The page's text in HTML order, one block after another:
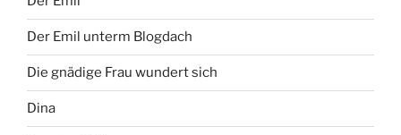
Der Emil unterm Blogdach
Die gnädige Frau wundert sich
Dina